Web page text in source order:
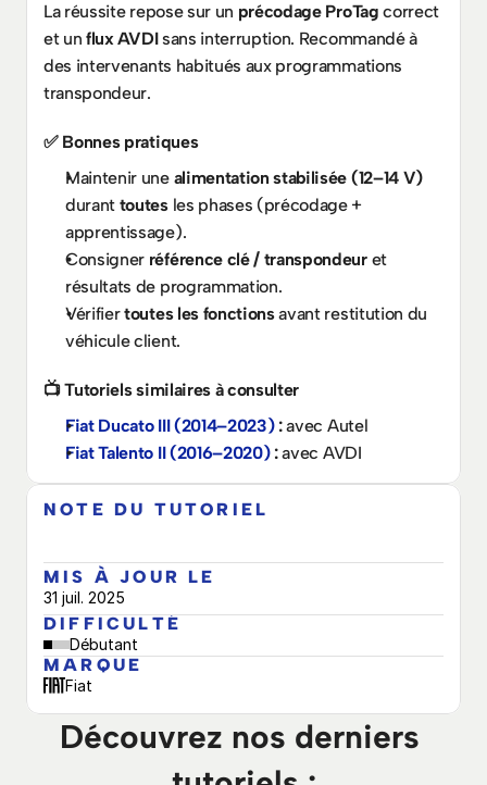
La réussite repose sur un précodage ProTag correct
et un flux AVDI sans interruption. Recommandé à
des intervenants habitués aux programmations
transpondeur.
✅ Bonnes pratiques
Maintenir une alimentation stabilisée (12–14 V)
durant toutes les phases (précodage +
apprentissage).
Consigner référence clé / transpondeur et
résultats de programmation.
Vérifier toutes les fonctions avant restitution du
véhicule client.
📺 Tutoriels similaires à consulter
Fiat Ducato III (2014–2023) : avec Autel
Fiat Talento II (2016–2020) : avec AVDI
NOTE DU TUTORIEL
MIS À JOUR LE
31 juil. 2025
DIFFICULTÉ
Débutant
MARQUE
Fiat
Découvrez nos derniers